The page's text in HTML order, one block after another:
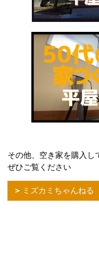
その他、空き家を購入し
ぜひご覧ください
ミズカミちゃんねる